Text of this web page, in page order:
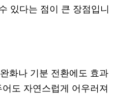
있다는 점이 큰 장점입니
화나 기분 전환에도 효과
도 자연스럽게 어우러져